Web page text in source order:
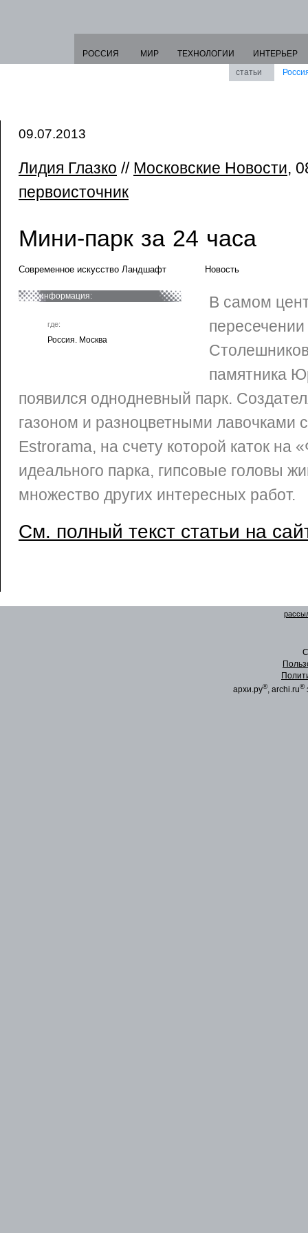
РОССИЯ МИР ТЕХНОЛОГИИ
ИНТЕРЬЕР
статьи
09.07.2013
Лидия Глазко // Московские Новости,
первоисточник
Мини-парк за 24 часа
Современное искусство Ландшафт Новость
информация:
где:
Россия. Москва
В самом
памятника
появился однодневный парк.
газоном и разноцветными лавочками
Estrorama, на счету которой каток на
идеального парка, гипсовые головы
множество других интересных работ.
См. полный текст статьи на
архи.ру®, archi.ru®